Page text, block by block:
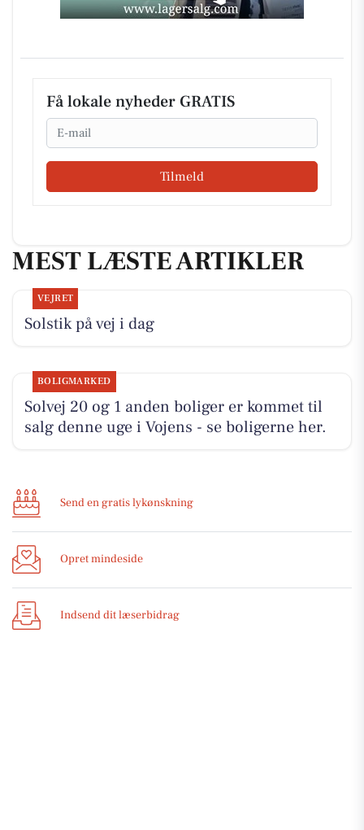
Få lokale nyheder GRATIS
Email
Tilmeld
MEST LÆSTE ARTIKLER
VEJRET
Solstik på vej i dag
BOLIGMARKED
Solvej 20 og 1 anden boliger er kommet til
salg denne uge i Vojens - se boligerne her.
Send en gratis lykønskning
Opret mindeside
Indsend dit læserbidrag